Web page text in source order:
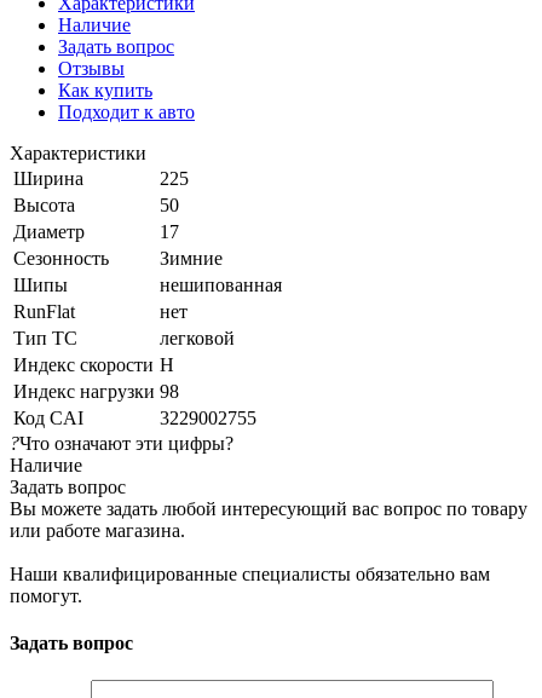
Наличие
Задать вопрос
Отзывы
Как купить
Подходит к авто
Характеристики
Ширина
225
Высота
50
Диаметр
17
Сезонность
Зимние
Шипы
нешипованная
RunFlat
нет
Тип ТС
легковой
Индекс скорости H
Индекс нагрузки 98
Код CAI
3229002755
?Что означают эти цифры?
Наличие
Задать вопрос
Вы можете задать любой интересующий вас вопрос по товару
или работе магазина.
Наши квалифицированные специалисты обязательно вам
помогут.
Задать вопрос